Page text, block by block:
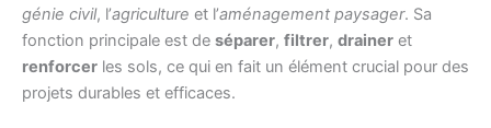
génie civil, l’agriculture et l’aménagement paysager. Sa
fonction principale est de séparer, filtrer, drainer et
renforcer les sols, ce qui en fait un élément crucial pour des
projets durables et efficaces.